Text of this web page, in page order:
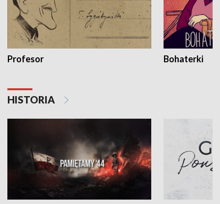
Profesor Bohaterki
HISTORIA